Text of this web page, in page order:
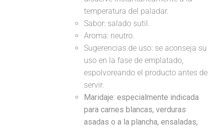
temperatura del paladar.
Sabor: salado sutil.
Aroma: neutro.
Sugerencias de uso: se aconseja su
uso en la fase de emplatado,
espolvoreando el producto antes de
servir.
Maridaje: especialmente indicada
para carnes blancas, verduras
asadas o a la plancha, ensaladas,